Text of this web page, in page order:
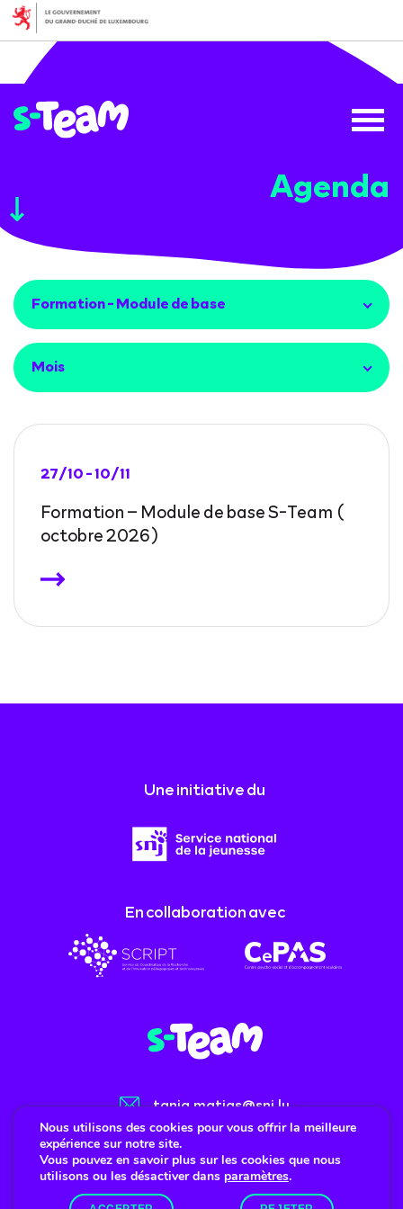
Agenda
Formation - Module de base
Mois
27/10 - 10/11
Formation – Module de base S-Team (
octobre 2026)
Une initiative du
En collaboration avec
tania.matias@snj.lu
(+352) 247-86477
Mentions légales
Nous utilisons des cookies pour vous offrir la meilleure
expérience sur notre site.
Vous pouvez en savoir plus sur les cookies que nous
utilisons ou les désactiver dans paramètres.